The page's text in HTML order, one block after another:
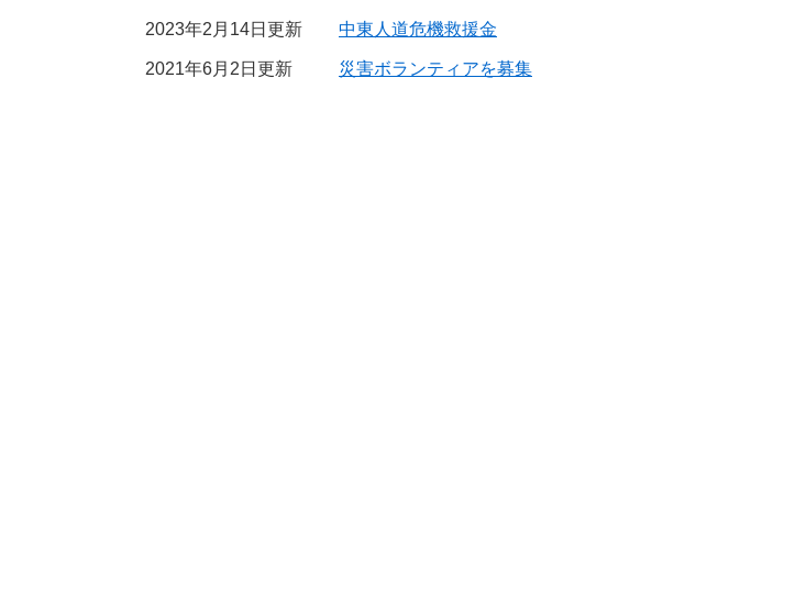
2023年2月14日更新 中東人道危機救援金
2021年6月2日更新 災害ボランティアを募集